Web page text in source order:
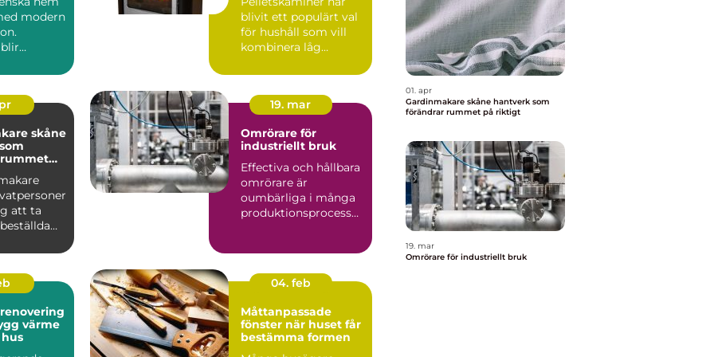
modern
s...
blivit ett populärt val
för hushåll som vill
kombinera låg
d me...
skåne
att ta
19. mar
Omrörare för
industriellt bruk
Effectiva och hållbara
omrörare är
oumbärliga i många
produktionsprocesse..
04. feb
Måttanpassade
fönster när huset får
bestämma formen
01. apr
Gardinmakare skåne hantverk som
förändrar rummet på riktigt
19. mar
Omrörare för industriellt bruk